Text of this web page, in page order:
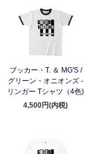
ブッカー・T. ＆ MG'S /
グリーン・オニオンズ -
リンガー Tシャツ（4色)
4,500円(内税)